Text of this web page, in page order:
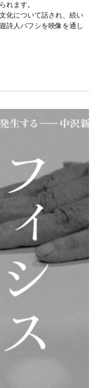
れます。
化について話され、続い
詩人バフシを映像を通し